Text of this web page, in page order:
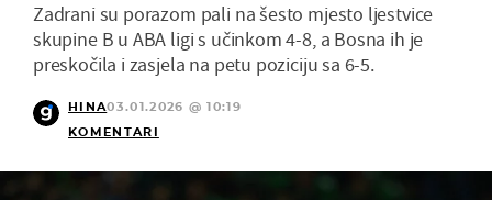
Zadrani su porazom pali na šesto mjesto ljestvice
skupine B u ABA ligi s učinkom 4-8, a Bosna ih je
preskočila i zasjela na petu poziciju sa 6-5.
HINA03.01.2026 @ 10:19
KOMENTARI